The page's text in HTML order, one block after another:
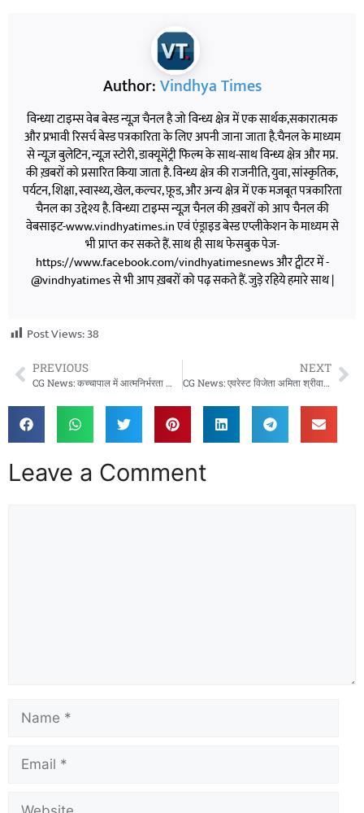
Author:Vindhya Times
विन्ध्या टाइम्स वेब बेस्ड न्यूज़ चैनल है जो विन्ध्य क्षेत्र में एक सार्थक,सकारात्मक
और प्रभावी रिसर्च बेस्ड पत्रकारिता के लिए अपनी जाना जाता है.चैनल के माध्यम
से न्यूज़ बुलेटिन, न्यूज़ स्टोरी, डाक्यूमेंट्री फिल्म के साथ-साथ विन्ध्य क्षेत्र और मप्र.
की ख़बरों को प्रसारित किया जाता है. विन्ध्य क्षेत्र की राजनीति, युवा, सांस्कृतिक,
पर्यटन, शिक्षा, स्वास्थ्य, खेल, कल्चर, फ़ूड, और अन्य क्षेत्र में एक मजबूत पत्रकारिता
चैनल का उद्देश्य है. विन्ध्या टाइम्स न्यूज़ चैनल की ख़बरों को आप चैनल की
वेबसाइट-www.vindhyatimes.in एवं एंड्राइड बेस्ड एप्लीकेशन के माध्यम से
भी प्राप्त कर सकते हैं. साथ ही साथ फेसबुक पेज-
https://www.facebook.com/vindhyatimesnews और ट्वीटर में -
@vindhyatimes से भी आप ख़बरों को पढ़ सकते हैं. जुड़े रहिये हमारे साथ |
Post Views:38
PREVIOUS
CG News: कच्चापाल में आत्मनिर्भरता की नई कहानी, इन्द्रावती महिला समूह का सशक्तिकरण
NEXT
CG News: एवरेस्ट विजेता अमिता श्रीवास की तबीयत बिगड़ी, राज्य सरकार ने बढ़ाया मदद का हाथ
Leave a Comment